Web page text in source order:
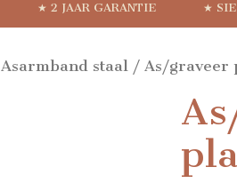
★ 2 JAAR GARANTIE ★
Asarmband staal / As/graveer